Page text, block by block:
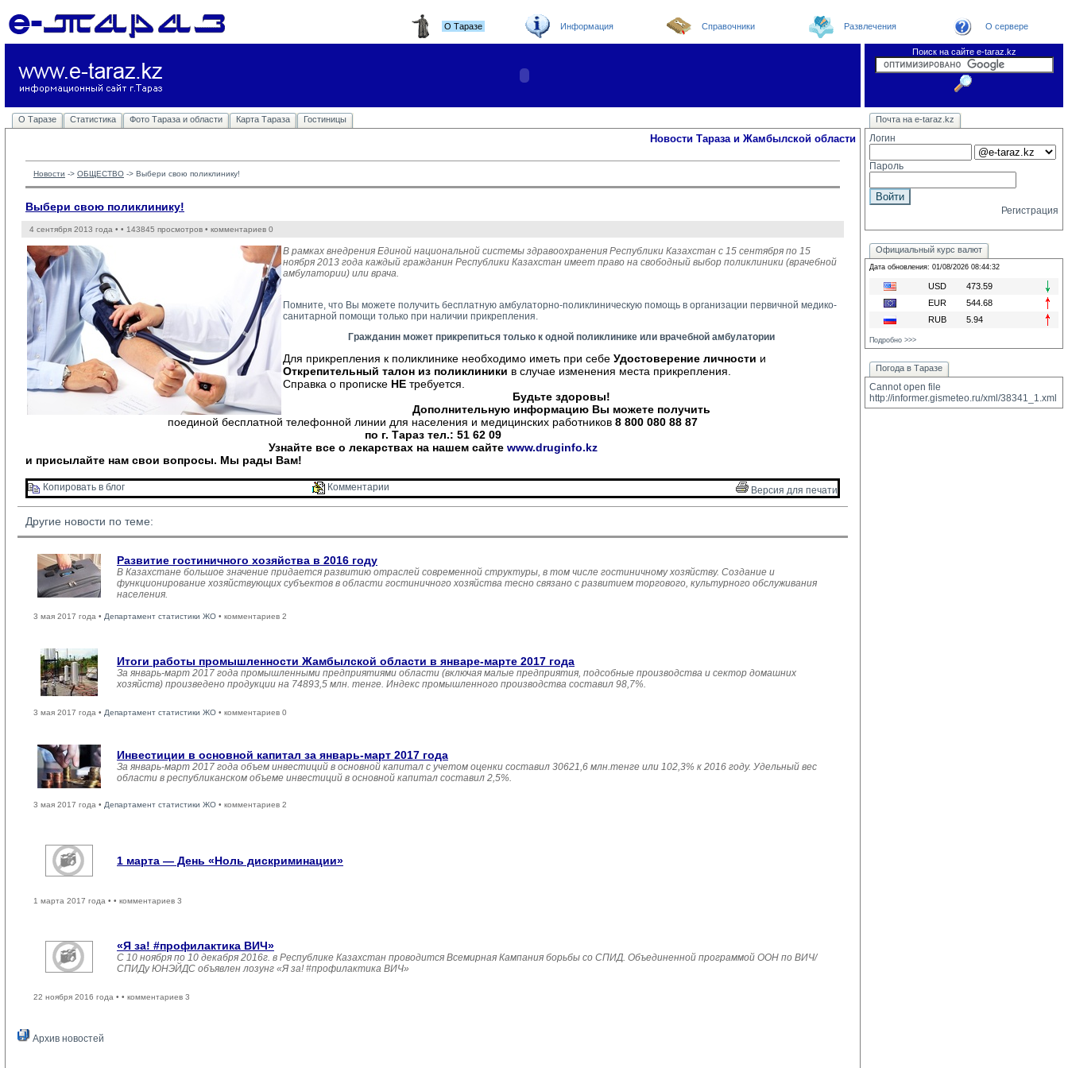
О Таразе Информация Справочники Развлечения О сервере
Поиск на сайте e-taraz.kz
О Таразе Статистика Фото Тараза и области Карта Тараза Гостиницы Новости Погода в Таразе
Телефоный справочник
Видеоконференция
Новости e-taraz
Новости Тараза и Жамбылской области
Новости -> ОБЩЕСТВО -> Выбери свою поликлинику!
Выбери свою поликлинику!
4 сентября 2013 года • • 143845 просмотров • комментариев 0
В рамках внедрения Единой национальной системы здравоохранения Республики Казахстан с 15 сентября по 15
ноября 2013 года каждый гражданин Республики Казахстан имеет право на свободный выбор поликлиники (врачебной
амбулатории) или врача.
Помните, что Вы можете получить бесплатную амбулаторно-поликлиническую помощь в организации первичной медико-
санитарной помощи только при наличии прикрепления.
Гражданин может прикрепиться только к одной поликлинике или врачебной амбулатории
Для прикрепления к поликлинике необходимо иметь при себе Удостоверение личности и
Открепительный талон из поликлиники в случае изменения места прикрепления.
Справка о прописке НЕ требуется.
Будьте здоровы!
Дополнительную информацию Вы можете получить
поединой бесплатной телефонной линии для населения и медицинских работников 8 800 080 88 87
по г. Тараз тел.: 51 62 09
Узнайте все о лекарствах на нашем сайте www.druginfo.kz
и присылайте нам свои вопросы. Мы рады Вам!
Копировать в блог Комментарии Версия для печати
Другие новости по теме:
Развитие гостиничного хозяйства в 2016 году
В Казахстане большое значение придается развитию отраслей современной структуры, в том числе гостиничному хозяйству. Создание и
функционирование хозяйствующих субъектов в области гостиничного хозяйства тесно связано с развитием торгового, культурного обслуживания
населения.
3 мая 2017 года • Департамент статистики ЖО • комментариев 2
Итоги работы промышленности Жамбылской области в январе-марте 2017 года
За январь-март 2017 года промышленными предприятиями области (включая малые предприятия, подсобные производства и сектор домашних
хозяйств) произведено продукции на 74893,5 млн. тенге. Индекс промышленного производства составил 98,7%.
3 мая 2017 года • Департамент статистики ЖО • комментариев 0
Инвестиции в основной капитал за январь-март 2017 года
За январь-март 2017 года объем инвестиций в основной капитал с учетом оценки составил 30621,6 млн.тенге или 102,3% к 2016 году. Удельный вес
области в республиканском объеме инвестиций в основной капитал составил 2,5%.
3 мая 2017 года • Департамент статистики ЖО • комментариев 2
1 марта — День «Ноль дискриминации»
1 марта 2017 года • • комментариев 3
«Я за! #профилактика ВИЧ»
С 10 ноября по 10 декабря 2016г. в Республике Казахстан проводится Всемирная Кампания борьбы со СПИД. Объединенной программой ООН по ВИЧ/
СПИДу ЮНЭЙДС объявлен лозунг «Я за! #профилактика ВИЧ»
22 ноября 2016 года • • комментариев 3
Архив новостей
Почта на e-taraz.kz
Логин
Пароль
Регистрация
Официальный курс валют
Дата обновления: 01/08/2026 08:44:32
USD
473.59
EUR
544.68
RUB
5.94
Подробно >>>
Погода в Таразе
Cannot open file
http://informer.gismeteo.ru/xml/38341_1.xml